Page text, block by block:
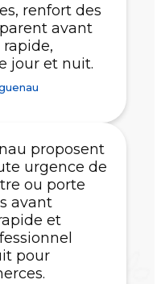
renfort des
avant
jour et nuit.
proposent
urgence de
ou porte
avant
et
pour